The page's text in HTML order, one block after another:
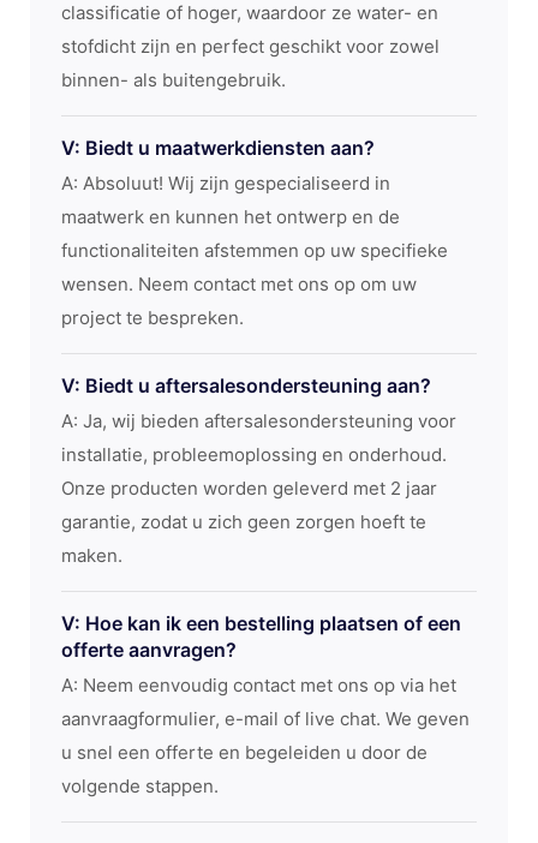
classificatie of hoger, waardoor ze water- en
stofdicht zijn en perfect geschikt voor zowel
binnen- als buitengebruik.
V: Biedt u maatwerkdiensten aan?
A: Absoluut! Wij zijn gespecialiseerd in
maatwerk en kunnen het ontwerp en de
functionaliteiten afstemmen op uw specifieke
wensen. Neem contact met ons op om uw
project te bespreken.
V: Biedt u aftersalesondersteuning aan?
A: Ja, wij bieden aftersalesondersteuning voor
installatie, probleemoplossing en onderhoud.
Onze producten worden geleverd met 2 jaar
garantie, zodat u zich geen zorgen hoeft te
maken.
V: Hoe kan ik een bestelling plaatsen of een
offerte aanvragen?
A: Neem eenvoudig contact met ons op via het
aanvraagformulier, e-mail of live chat. We geven
u snel een offerte en begeleiden u door de
volgende stappen.